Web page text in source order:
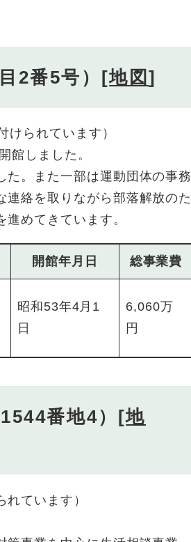
2番5号）[地図]
けられています）
館しました。
。また一部は運動団体の事務
連絡を取りながら部落解放のた
めてきています。
開館年月日 総事業費
昭和53年4月1
日
6,060万
円
番地4）[地
ています）